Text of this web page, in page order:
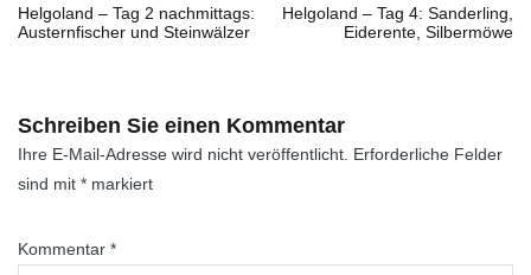
Helgoland – Tag 2 nachmittags:
Austernfischer und Steinwälzer
Helgoland – Tag 4: Sanderling,
Eiderente, Silbermöwe
Schreiben Sie einen Kommentar
Ihre E-Mail-Adresse wird nicht veröffentlicht. Erforderliche Felder
sind mit * markiert
Kommentar *